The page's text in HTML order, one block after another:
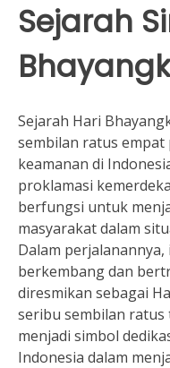
Sejarah
Sejarah Hari
sembilan ratus
keamanan di
proklamasi
berfungsi untuk
masyarakat dalam
Dalam
berkembang dan
diresmikan sebagai
seribu sembilan
menjadi simbol
Indonesia dalam